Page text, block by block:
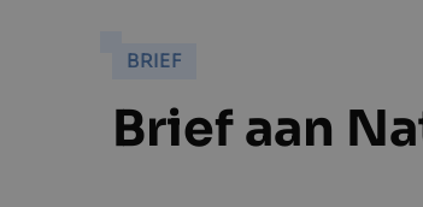
BRIEF
Brief aan